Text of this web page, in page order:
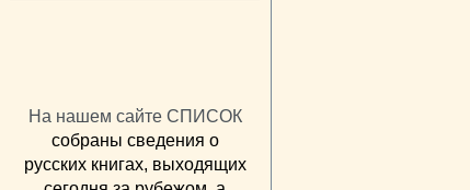
На нашем сайте СПИСОК
собраны сведения о
русских книгах, выходящих